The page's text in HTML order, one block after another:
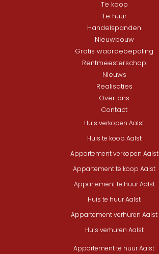
Te koop
Te huur
Handelspanden
Nieuwbouw
Gratis waardebepaling
Rentmeesterschap
Nieuws
Realisaties
Over ons
Contact
Huis verkopen Aalst
Huis te koop Aalst
Appartement verkopen Aalst
Appartement te koop Aalst
Appartement te huur Aalst
Huis te huur Aalst
Appartement verhuren Aalst
Huis verhuren Aalst
Appartement te huur Aalst